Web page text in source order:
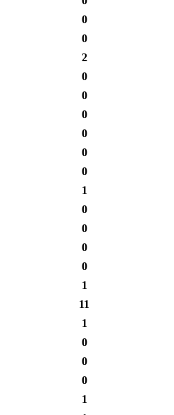
0
0
2
0
0
0
0
0
0
1
0
0
0
0
1
11
1
0
0
0
1